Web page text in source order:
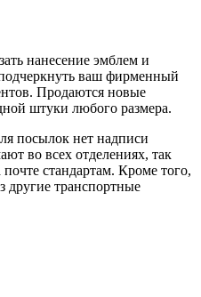
нанесение эмблем и
ваш фирменный
Продаются новые
штуки любого размера.
посылок нет надписи
во всех отделениях, так
стандартам. Кроме того,
другие транспортные